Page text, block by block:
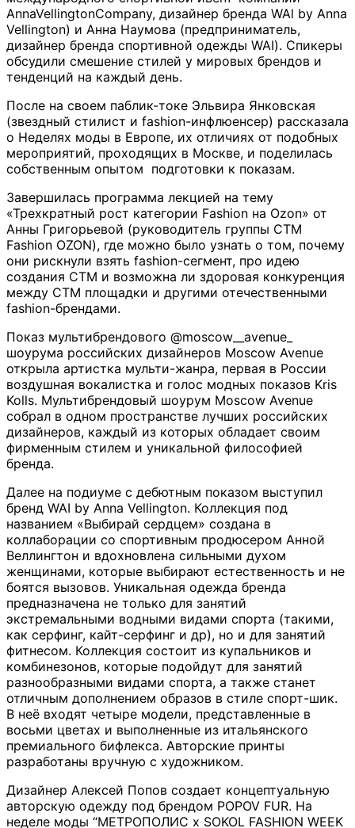
AnnaVellingtonCompany, дизайнер бренда WAl by Anna
Vellington) и Анна Наумова (предприниматель,
дизайнер бренда спортивной одежды WAI). Спикеры
обсудили смешение стилей у мировых брендов и
тенденций на каждый день.
После на своем паблик-токе Эльвира Янковская
(звездный стилист и fashion-инфлюенсер) рассказала
о Неделях моды в Европе, их отличиях от подобных
мероприятий, проходящих в Москве, и поделилась
собственным опытом подготовки к показам.
Завершилась программа лекцией на тему
«Трехкратный рост категории Fashion на Ozon» от
Анны Григорьевой (руководитель группы СТМ
Fashion OZON), где можно было узнать о том, почему
они рискнули взять fashion-сегмент, про идею
создания СТМ и возможна ли здоровая конкуренция
между СТМ площадки и другими отечественными
fashion-брендами.
Показ мультибрендового @moscow__avenue_
шоурума российских дизайнеров Moscow Avenue
открыла артистка мульти-жанра, первая в России
воздушная вокалистка и голос модных показов Kris
Kolls. Мультибрендовый шоурум Moscow Avenue
собрал в одном пространстве лучших российских
дизайнеров, каждый из которых обладает своим
фирменным стилем и уникальной философией
бренда.
Далее на подиуме с дебютным показом выступил
бренд WAI by Anna Vellington. Коллекция под
названием «Выбирай сердцем» создана в
коллаборации со спортивным продюсером Анной
Веллингтон и вдохновлена сильными духом
женщинами, которые выбирают естественность и не
боятся вызовов. Уникальная одежда бренда
предназначена не только для занятий
экстремальными водными видами спорта (такими,
как серфинг, кайт-серфинг и др), но и для занятий
фитнесом. Коллекция состоит из купальников и
комбинезонов, которые подойдут для занятий
разнообразными видами спорта, а также станет
отличным дополнением образов в стиле спорт-шик.
В неё входят четыре модели, представленные в
восьми цветах и выполненные из итальянского
премиального бифлекса. Авторские принты
разработаны вручную с художником.
Дизайнер Алексей Попов создает концептуальную
авторскую одежду под брендом POPOV FUR. На
неделе моды “МЕТРОПОЛИС x SOKOL FASHION WEEK